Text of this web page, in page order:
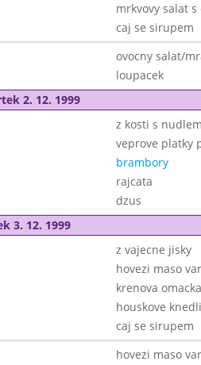
mrkvovy salat
caj se sirupem
ovocny salat/
loupacek
2. 12. 1999
z kosti s
veprove platky
brambory
rajcata
dzus
3. 12. 1999
z vajecne jisky
hovezi maso
krenova omacka
houskove
caj se sirupem
hovezi maso